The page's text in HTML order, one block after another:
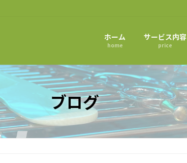
ホーム
home
サービス内容
price
ブログ